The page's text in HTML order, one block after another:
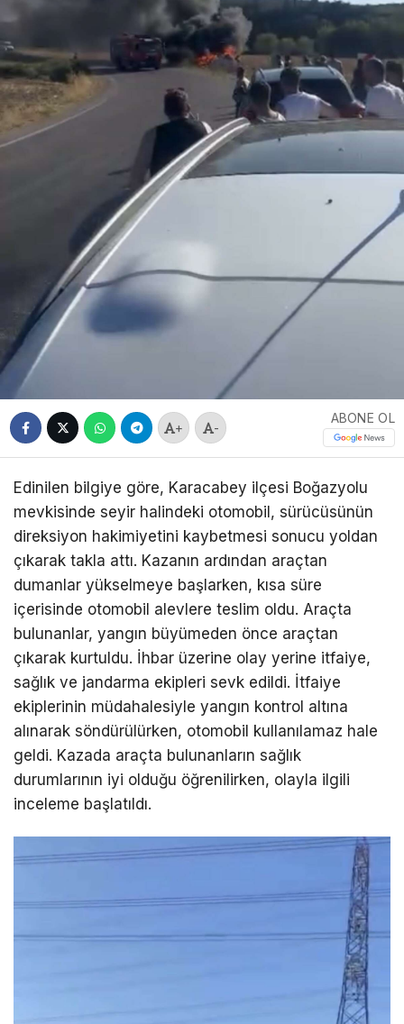
+ -
ABONE OL
Edinilen bilgiye göre, Karacabey ilçesi Boğazyolu
mevkisinde seyir halindeki otomobil, sürücüsünün
direksiyon hakimiyetini kaybetmesi sonucu yoldan
çıkarak takla attı. Kazanın ardından araçtan
dumanlar yükselmeye başlarken, kısa süre
içerisinde otomobil alevlere teslim oldu. Araçta
bulunanlar, yangın büyümeden önce araçtan
çıkarak kurtuldu. İhbar üzerine olay yerine itfaiye,
sağlık ve jandarma ekipleri sevk edildi. İtfaiye
ekiplerinin müdahalesiyle yangın kontrol altına
alınarak söndürülürken, otomobil kullanılamaz hale
geldi. Kazada araçta bulunanların sağlık
durumlarının iyi olduğu öğrenilirken, olayla ilgili
inceleme başlatıldı.